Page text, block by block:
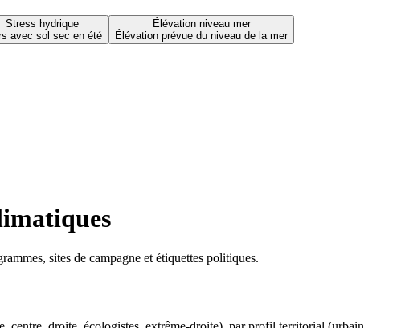
Stress hydrique
avec sol sec en été
Élévation niveau mer
Élévation prévue du niveau de la mer
sites de campagne et étiquettes politiques.